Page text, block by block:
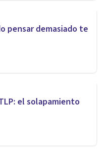
pensar demasiado te
el solapamiento